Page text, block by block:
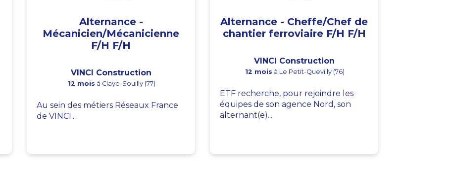
Alternance -
Mécanicien/Mécanicienne
F/H F/H
VINCI Construction
12 mois à Claye-Souilly (77)
Au sein des métiers Réseaux France
de VINCI...
Alternance - Cheffe/Chef de
chantier ferroviaire F/H F/H
VINCI Construction
12 mois à Le Petit-Quevilly (76)
ETF recherche, pour rejoindre les
équipes de son agence Nord, son
alternant(e)...